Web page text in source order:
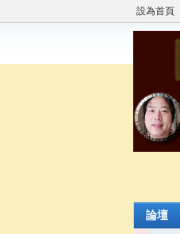
設為首頁
論壇